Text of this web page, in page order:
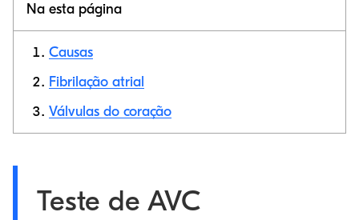
Na esta página
Causas
Fibrilação atrial
Válvulas do coração
Teste de AVC